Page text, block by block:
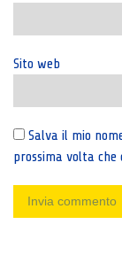
Sito web
Salva il mio
prossima volta che